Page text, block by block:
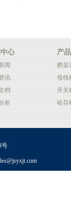
心
闻
讯
档
析
产
桥架
母线
开关
哈芬
号